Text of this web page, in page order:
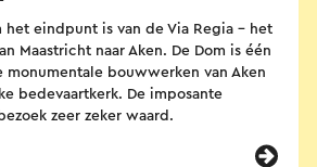
het eindpunt is van de Via Regia - het
Maastricht naar Aken. De Dom is één
monumentale bouwwerken van Aken
bedevaartkerk. De imposante
zeer zeker waard.